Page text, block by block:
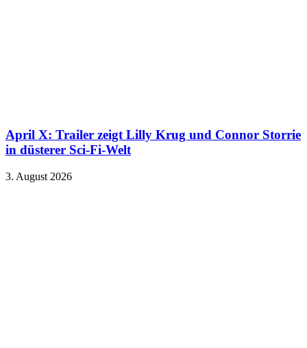
April X: Trailer zeigt Lilly Krug und Connor Storrie
in düsterer Sci-Fi-Welt
3. August 2026